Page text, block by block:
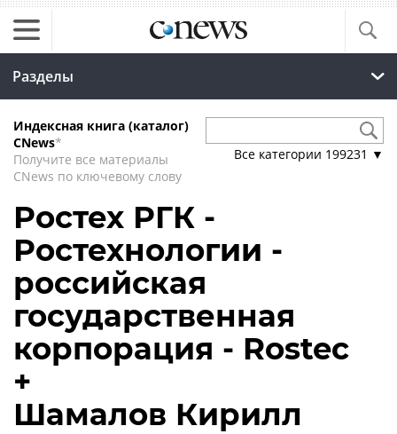
Разделы
Индексная книга (каталог)
CNews*
Получите все материалы
CNews по ключевому слову
Все категории 199231 ▼
Ростех РГК -
Ростехнологии -
российская
государственная
корпорация - Rostec
+
Шамалов Кирилл